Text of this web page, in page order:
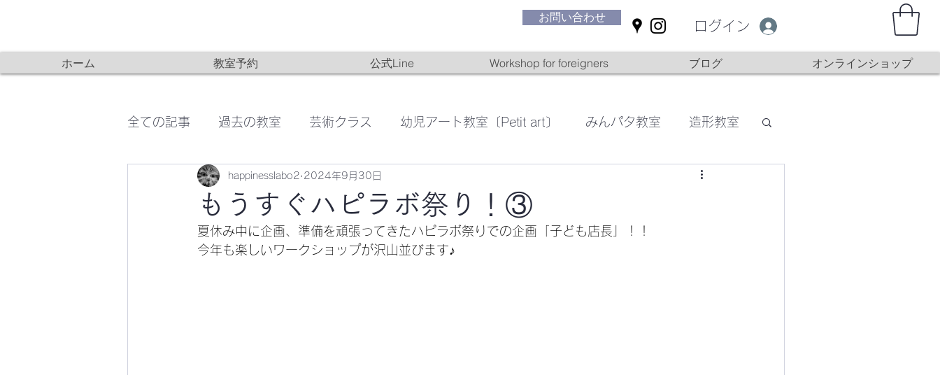
お問い合わせ
ログイン
全ての記事 過去の教室 芸術クラス 幼児アート教室〔Petit art〕 みんパタ教室 造形教室
無印良品WS こどもの絵画教室
もうすぐハピラボ祭り！③
happinesslabo2 2024年9月30日
夏休み中に企画、準備を頑張ってきたハピラボ祭りでの企画「子ども店長」！！
今年も楽しいワークショップが沢山並びます♪
ホーム 教室予約 公式Line Workshop for foreigners ブログ オンラインショップ